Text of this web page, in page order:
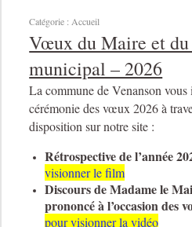
Catégorie : Accueil
Vœux du Maire et
municipal – 2026
La commune de Venanson
cérémonie des vœux 2026 à
disposition sur notre site :
Rétrospective de l’année
visionner le film
Discours de Madame le
prononcé à l’occasion des
pour visionner la vidéo